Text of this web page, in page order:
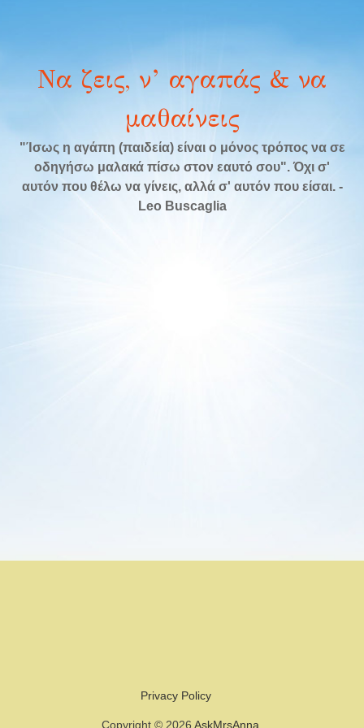
Να ζεις, ν’ αγαπάς & να
μαθαίνεις
"Ίσως η αγάπη (παιδεία) είναι ο μόνος τρόπος να σε
οδηγήσω μαλακά πίσω στον εαυτό σου". Όχι σ'
αυτόν που θέλω να γίνεις, αλλά σ' αυτόν που είσαι. -
Leo Buscaglia
Privacy Policy
Copyright © 2026 AskMrsAnna